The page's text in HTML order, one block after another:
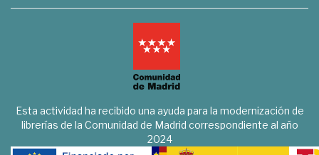
Esta actividad ha recibido una ayuda para la modernización de
librerías de la Comunidad de Madrid correspondiente al año
2024